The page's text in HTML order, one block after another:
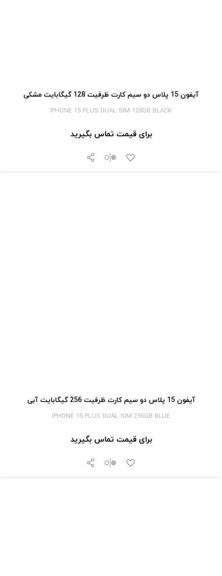
آیفون 15 پلاس دو سیم کارت ظرفیت 128 گیگابایت مشکی
IPHONE 15 PLUS DUAL SIM 128GB BLACK
برای قیمت تماس بگیرید
آیفون 15 پلاس دو سیم کارت ظرفیت 256 گیگابایت آبی
IPHONE 15 PLUS DUAL SIM 256GB BLUE
برای قیمت تماس بگیرید